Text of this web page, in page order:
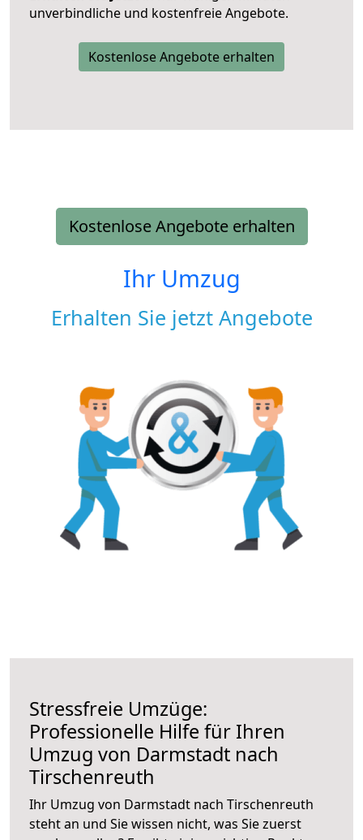
unverbindliche und kostenfreie Angebote.
Kostenlose Angebote erhalten
Kostenlose Angebote erhalten
Ihr Umzug
Erhalten Sie jetzt Angebote
Stressfreie Umzüge:
Professionelle Hilfe für Ihren
Umzug von Darmstadt nach
Tirschenreuth
Ihr Umzug von Darmstadt nach Tirschenreuth
steht an und Sie wissen nicht, was Sie zuerst